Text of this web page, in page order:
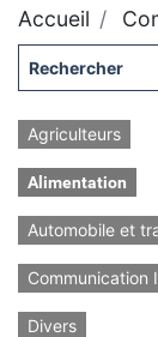
Accueil
Agriculteurs
Alimentation
Automobile et
Communication
Divers